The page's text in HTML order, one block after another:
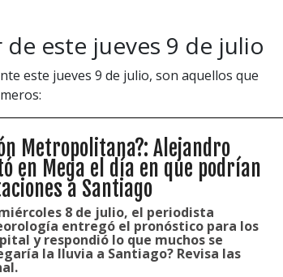
este jueves 9 de julio
este jueves 9 de julio, son aquellos que
Metropolitana?: Alejandro
en Mega el día en que podrían
a Santiago
8 de julio, el periodista
entregó el pronóstico para los
y respondió lo que muchos se
la lluvia a Santiago? Revisa las